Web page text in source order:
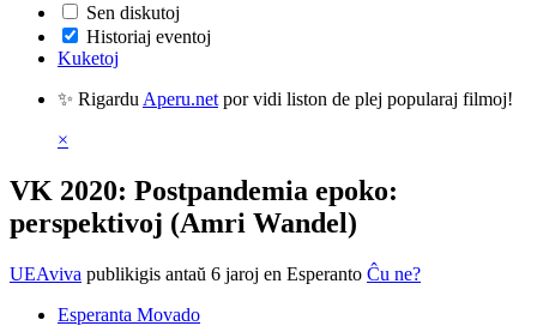
Sen diskutoj
Historiaj eventoj
Kuketoj
✨ Rigardu Aperu.net por vidi liston de plej popularaj filmoj!
×
VK 2020: Postpandemia epoko:
perspektivoj (Amri Wandel)
UEAviva publikigis antaŭ 6 jaroj en Esperanto Ĉu ne?
Esperanta Movado